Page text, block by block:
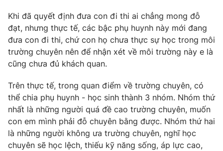
Khi đã quyết định đưa con đi thi ai chẳng mong đỗ
đạt, nhưng thực tế, các bậc phụ huynh này mới đang
đưa con đi thi, chứ con họ chưa thực sự học trong môi
trường chuyên nên để nhận xét về môi trường này e là
cũng chưa đủ khách quan.
Trên thực tế, trong quan điểm về trường chuyên, có
thể chia phụ huynh - học sinh thành 3 nhóm. Nhóm thứ
nhất là những người quá đề cao trường chuyên, muốn
con em mình phải đỗ chuyên bằng được. Nhóm thứ hai
là những người không ưa trường chuyên, nghĩ học
chuyên sẽ học lệch, thiếu kỹ năng sống, áp lực cao,